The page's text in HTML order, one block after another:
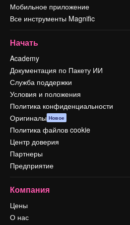
Мобильное приложение
Все инструменты Magnific
Начать
Academy
Документация по Пакету ИИ
Служба поддержки
Условия и положения
Политика конфиденциальности
Оригиналы Новое
Политика файлов cookie
Центр доверия
Партнеры
Предприятие
Компания
Цены
О нас